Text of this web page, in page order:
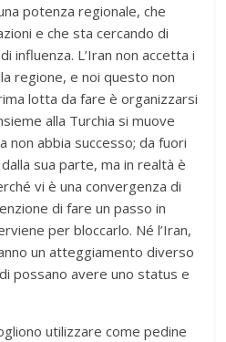
potenza regionale, che
e che sta cercando di
influenza. L’Iran non accetta i
regione, e noi questo non
lotta da fare è organizzarsi
alla Turchia si muove
non abbia successo; da fuori
sua parte, ma in realtà è
vi è una convergenza di
di fare un passo in
per bloccarlo. Né l’Iran,
un atteggiamento diverso
possano avere uno status e
utilizzare come pedine